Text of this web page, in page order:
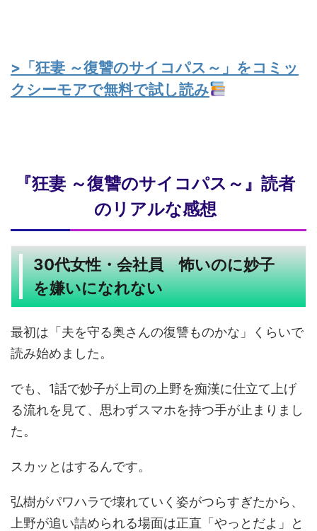
>「狂妻 ～復讐のサイコパス～」をコミッ
クシーモアで無料で試し読み
『狂妻 ～復讐のサイコパス～』読者
のリアルな感想
30代女性・会社員 怖いのに妙子
を嫌いになれない
最初は「夫を守る奥さんの復讐ものかな」くらいで
読み始めました。
でも、1話で妙子が上司の上野を痴漢に仕立て上げ
る流れを見て、思わずスマホを持つ手が止まりまし
た。
スカッとはするんです。
弘樹がパワハラで壊れていく姿がつらすぎたから、
上野が追い詰められる場面は正直「やっとだよ」と